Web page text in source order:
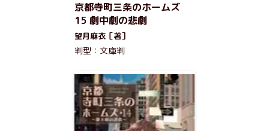
京都寺町三条のホームズ
15 劇中劇の悲劇
望月麻衣［著］
判型：文庫判